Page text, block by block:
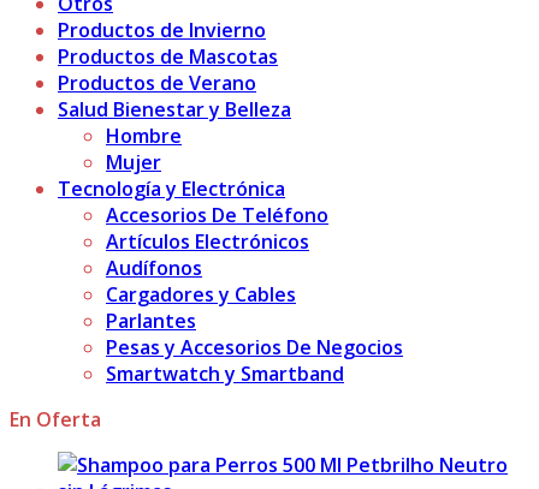
Productos de Invierno
Productos de Mascotas
Productos de Verano
Salud Bienestar y Belleza
Hombre
Mujer
Tecnología y Electrónica
Accesorios De Teléfono
Artículos Electrónicos
Audífonos
Cargadores y Cables
Parlantes
Pesas y Accesorios De Negocios
Smartwatch y Smartband
En Oferta